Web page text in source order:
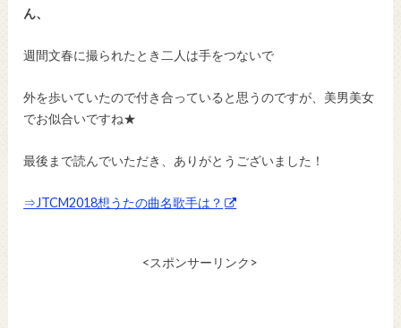
ん、
週間文春に撮られたとき二人は手をつないで
外を歩いていたので付き合っていると思うのですが、美男美女
でお似合いですね★
最後まで読んでいただき、ありがとうございました！
⇒JTCM2018想うたの曲名歌手は？
<スポンサーリンク>